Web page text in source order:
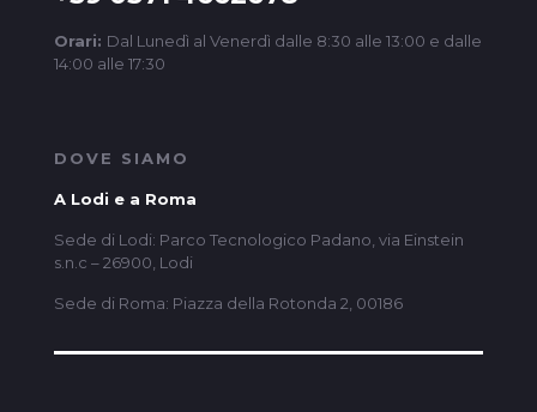
Orari: Dal Lunedì al Venerdì dalle 8:30 alle 13:00 e dalle
14:00 alle 17:30
DOVE SIAMO
A Lodi e a Roma
Sede di Lodi: Parco Tecnologico Padano, via Einstein
s.n.c – 26900, Lodi
Sede di Roma: Piazza della Rotonda 2, 00186